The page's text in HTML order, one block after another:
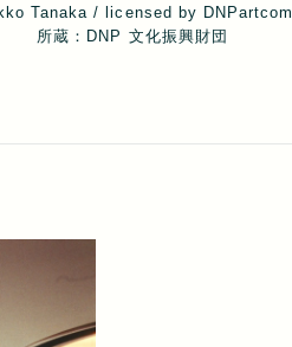
Tanaka / licensed by DNPartcom
所蔵：DNP 文化振興財団